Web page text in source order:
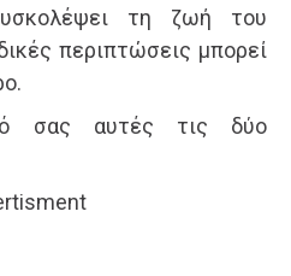
τη ζωή του
περιπτώσεις μπορεί
σας αυτές τις δύο